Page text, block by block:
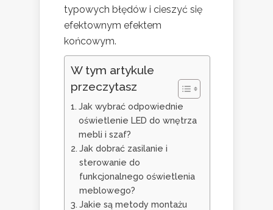
typowych błędów i cieszyć się
efektownym efektem
końcowym.
W tym artykule
przeczytasz
Jak wybrać odpowiednie
oświetlenie LED do wnętrza
mebli i szaf?
Jak dobrać zasilanie i
sterowanie do
funkcjonalnego oświetlenia
meblowego?
Jakie są metody montażu